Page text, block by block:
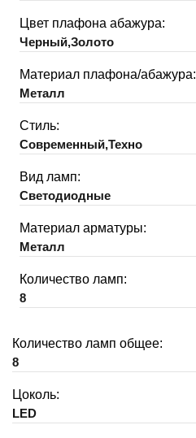
Цвет плафона абажура:
Черный,Золото
Материал плафона/абажура:
Металл
Стиль:
Современный,Техно
Вид ламп:
Светодиодные
Материал арматуры:
Металл
Количество ламп:
8
Количество ламп общее:
8
Цоколь:
LED